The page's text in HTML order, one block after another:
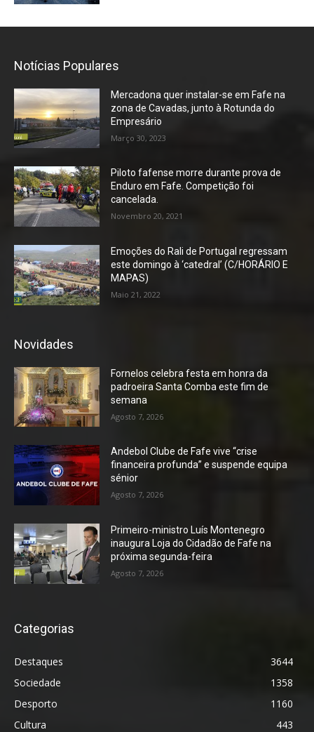
Notícias Populares
Mercadona quer instalar-se em Fafe na
zona de Cavadas, junto à Rotunda do
Empresário
Março 30, 2023
Piloto fafense morre durante prova de
Enduro em Fafe. Competição foi
cancelada.
Novembro 20, 2021
Emoções do Rali de Portugal regressam
este domingo à ‘catedral’ (C/HORÁRIO E
MAPAS)
Maio 21, 2022
Novidades
Fornelos celebra festa em honra da
padroeira Santa Comba este fim de
semana
Agosto 7, 2026
Andebol Clube de Fafe vive “crise
financeira profunda” e suspende equipa
sénior
Agosto 7, 2026
Primeiro-ministro Luís Montenegro
inaugura Loja do Cidadão de Fafe na
próxima segunda-feira
Agosto 7, 2026
Categorias
Destaques
3644
Sociedade
1358
Desporto
1160
Cultura
443